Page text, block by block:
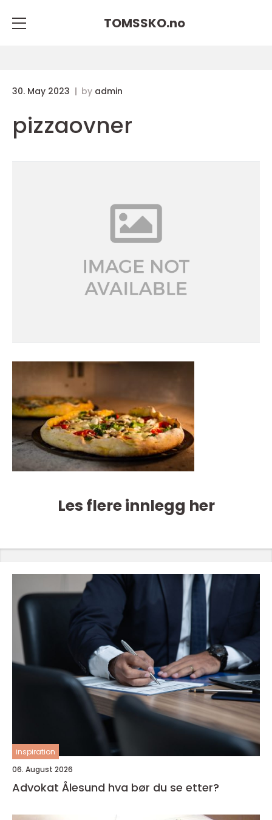
TOMSSKO.no
30. May 2023 by admin
pizzaovner
Les flere innlegg her
inspiration
06. August 2026
Advokat Ålesund hva bør du se etter?